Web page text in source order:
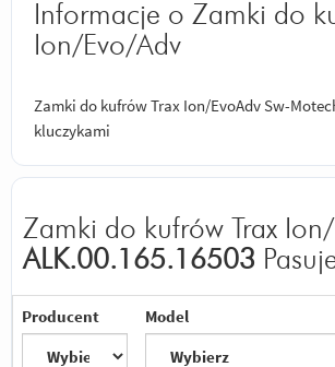
Informacje o Zamki do
Ion/Evo/Adv
Zamki do kufrów Trax Ion/EvoAdv Sw-
kluczykami
Zamki do kufrów Trax
ALK.00.165.16503
Producent Model